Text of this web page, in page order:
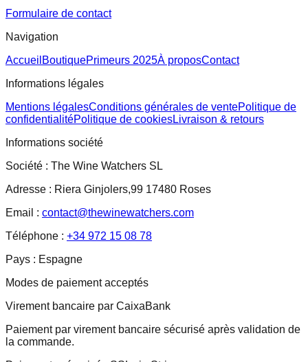
Formulaire de contact
Navigation
Accueil BoutiquePrimeurs 2025À proposContact
Informations légales
Mentions légalesConditions générales de ventePolitique de
confidentialitéPolitique de cookiesLivraison & retours
Informations société
Société : The Wine Watchers SL
Adresse : Riera Ginjolers,99 17480 Roses
Email : contact@thewinewatchers.com
Téléphone : +34 972 15 08 78
Pays : Espagne
Modes de paiement acceptés
Virement bancaire par CaixaBank
Paiement par virement bancaire sécurisé après validation de
la commande.